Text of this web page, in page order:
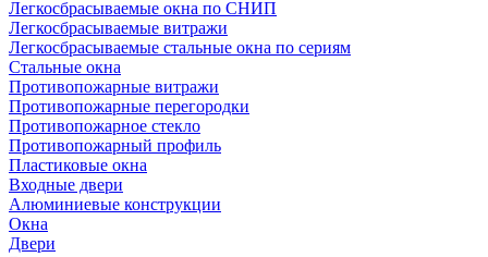
Легкосбрасываемые окна по СНИП
Легкосбрасываемые витражи
Легкосбрасываемые стальные окна по сериям
Стальные окна
Противопожарные витражи
Противопожарные перегородки
Противопожарное стекло
Противопожарный профиль
Пластиковые окна
Входные двери
Алюминиевые конструкции
Окна
Двери